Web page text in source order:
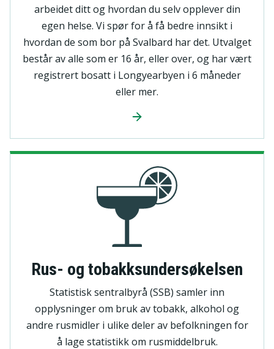
arbeidet ditt og hvordan du selv opplever din
egen helse. Vi spør for å få bedre innsikt i
hvordan de som bor på Svalbard har det. Utvalget
består av alle som er 16 år, eller over, og har vært
registrert bosatt i Longyearbyen i 6 måneder
eller mer.
Rus- og tobakksundersøkelsen
Statistisk sentralbyrå (SSB) samler inn
opplysninger om bruk av tobakk, alkohol og
andre rusmidler i ulike deler av befolkningen for
å lage statistikk om rusmiddelbruk.